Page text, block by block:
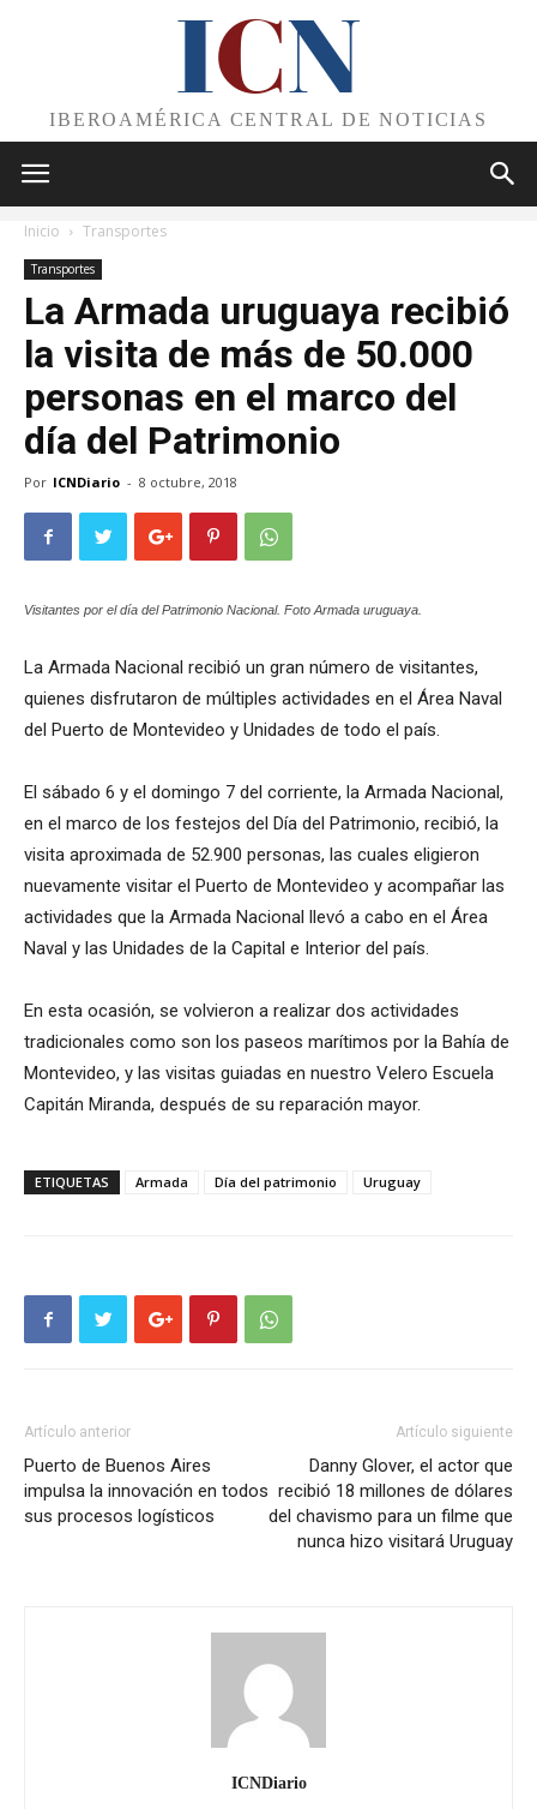
ICN
IBEROAMÉRICA CENTRAL DE NOTICIAS
Inicio Transportes
Transportes
La Armada uruguaya recibió
la visita de más de 50.000
personas en el marco del
día del Patrimonio
Por ICNDiario - 8 octubre, 2018
Visitantes por el día del Patrimonio Nacional. Foto Armada uruguaya.
La Armada Nacional recibió un gran número de visitantes,
quienes disfrutaron de múltiples actividades en el Área Naval
del Puerto de Montevideo y Unidades de todo el país.
El sábado 6 y el domingo 7 del corriente, la Armada Nacional,
en el marco de los festejos del Día del Patrimonio, recibió, la
visita aproximada de 52.900 personas, las cuales eligieron
nuevamente visitar el Puerto de Montevideo y acompañar las
actividades que la Armada Nacional llevó a cabo en el Área
Naval y las Unidades de la Capital e Interior del país.
En esta ocasión, se volvieron a realizar dos actividades
tradicionales como son los paseos marítimos por la Bahía de
Montevideo, y las visitas guiadas en nuestro Velero Escuela
Capitán Miranda, después de su reparación mayor.
ETIQUETAS Armada Día del patrimonio Uruguay
Artículo anterior
Puerto de Buenos Aires
impulsa la innovación en todos
sus procesos logísticos
Artículo siguiente
Danny Glover, el actor que
recibió 18 millones de dólares
del chavismo para un filme que
nunca hizo visitará Uruguay
ICNDiario